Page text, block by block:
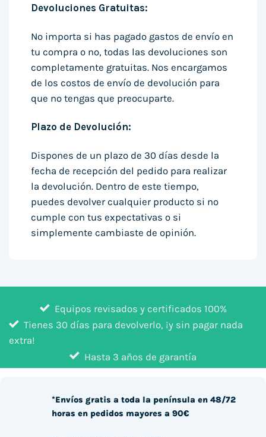
Devoluciones Gratuitas:
No importa si has pagado gastos de envío en
tu compra o no, todas las devoluciones son
completamente gratuitas. Nos encargamos
de los costos de envío de devolución para
que no tengas que preocuparte.
Plazo de Devolución:
Dispones de un plazo de 30 días desde la
fecha de recepción del pedido para realizar
la devolución. Dentro de este tiempo,
puedes devolver cualquier producto si no
cumple con tus expectativas o si
simplemente cambiaste de opinión.
Equipos revisados y certificados 100%
Tienes 30 días para devolverlo, ¡y sin pagar nada
extra!
Hasta 3 años de garantía
*Envíos gratis a toda la península en 48/72
horas en pedidos mayores a 90€